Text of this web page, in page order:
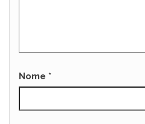
Nome *